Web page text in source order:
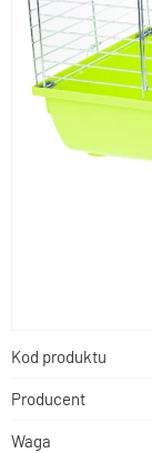
Kod produktu
Producent
Waga